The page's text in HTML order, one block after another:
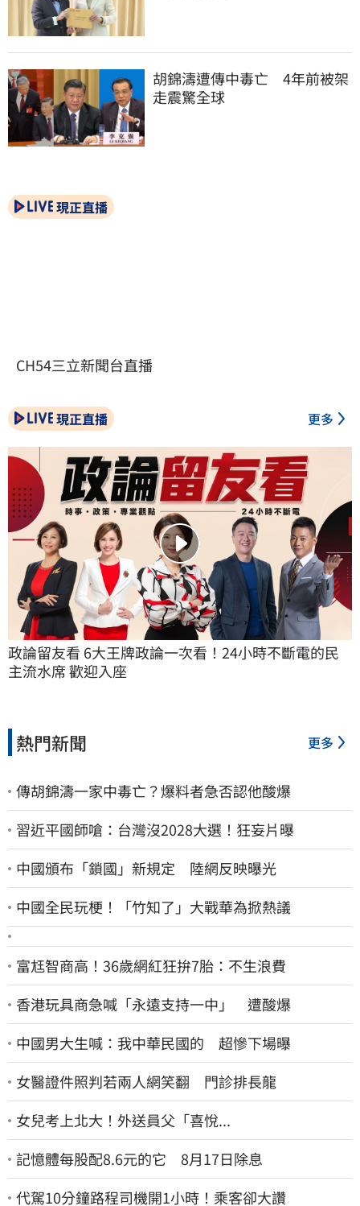
胡錦濤遭傳中毒亡　4年前被架
走震驚全球
現正直播
CH54三立新聞台直播
現正直播 更多
政論留友看 6大王牌政論一次看！24小時不斷電的民
主流水席 歡迎入座
熱門新聞 更多
傳胡錦濤一家中毒亡？爆料者急否認他酸爆
習近平國師嗆：台灣沒2028大選！狂妄片曝
中國頒布「鎖國」新規定 陸網反映曝光
中國全民玩梗！「竹知了」大戰華為掀熱議
富尪智商高！36歲網紅狂拚7胎：不生浪費
香港玩具商急喊「永遠支持一中」 遭酸爆
中國男大生喊：我中華民國的 超慘下場曝
女醫證件照判若兩人網笑翻 門診排長龍
女兒考上北大！外送員父「喜悅...
記憶體每股配8.6元的它 8月17日除息
代駕10分鐘路程司機開1小時！乘客卻大讚